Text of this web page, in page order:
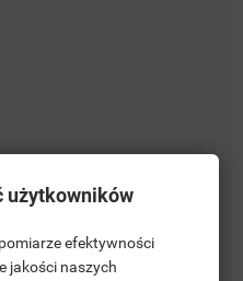
użytkowników
efektywności
jakości naszych